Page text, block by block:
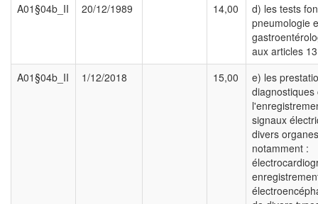
A01§04b_II
20/12/1989 14,00
d) les tests
pneumologie
aux articles
A01§04b_II
1/12/2018 15,00
e) les
signaux
divers
notamment :